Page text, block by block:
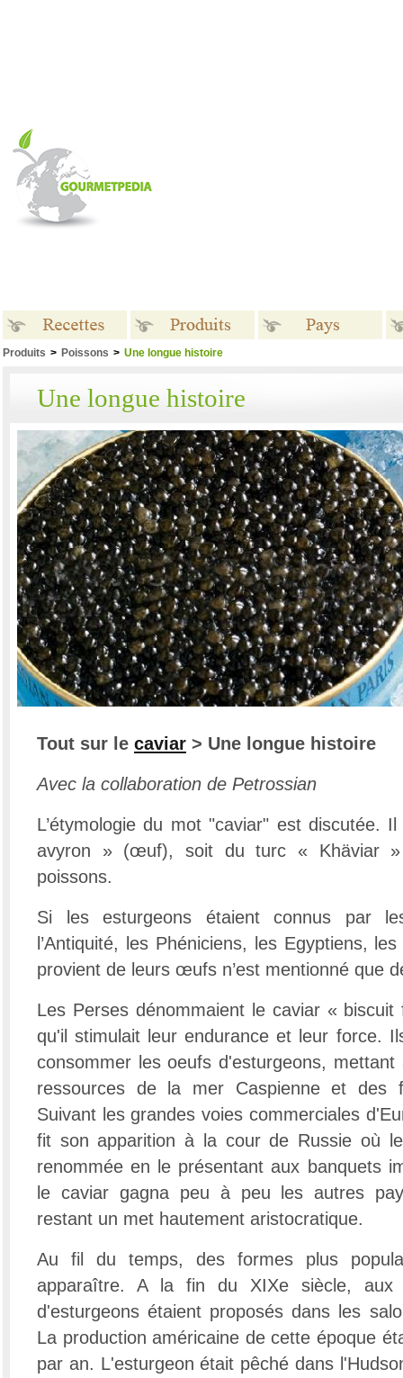
Produits > Poissons > Une longue histoire
Une longue histoire
Tout sur le caviar > Une longue histoire
Avec la collaboration de Petrossian
L’étymologie du mot "caviar" est discutée.
avyron » (œuf), soit du turc « Khäviar
poissons.
Si les esturgeons étaient connus par
l’Antiquité, les Phéniciens, les Egyptiens,
provient de leurs œufs n’est mentionné que
Les Perses dénommaient le caviar «
qu'il stimulait leur endurance et leur force.
consommer les oeufs d'esturgeons,
ressources de la mer Caspienne et des
Suivant les grandes voies commerciales
fit son apparition à la cour de Russie où
renommée en le présentant aux banquets
le caviar gagna peu à peu les autres
restant un met hautement aristocratique.
Au fil du temps, des formes plus
apparaître. A la fin du XIXe siècle, aux
d'esturgeons étaient proposés dans les
La production américaine de cette époque
par an. L'esturgeon était pêché dans